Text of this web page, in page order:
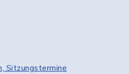
Sitzungstermine